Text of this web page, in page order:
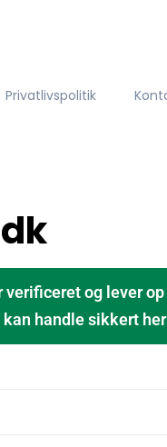
Privatlivspolitik
verificeret og lever
handle sikkert